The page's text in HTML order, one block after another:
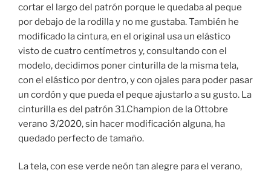
cortar el largo del patrón porque le quedaba al peque
por debajo de la rodilla y no me gustaba. También he
modificado la cintura, en el original usa un elástico
visto de cuatro centímetros y, consultando con el
modelo, decidimos poner cinturilla de la misma tela,
con el elástico por dentro, y con ojales para poder pasar
un cordón y que pueda el peque ajustarlo a su gusto. La
cinturilla es del patrón 31.Champion de la Ottobre
verano 3/2020, sin hacer modificación alguna, ha
quedado perfecto de tamaño.
La tela, con ese verde neón tan alegre para el verano,